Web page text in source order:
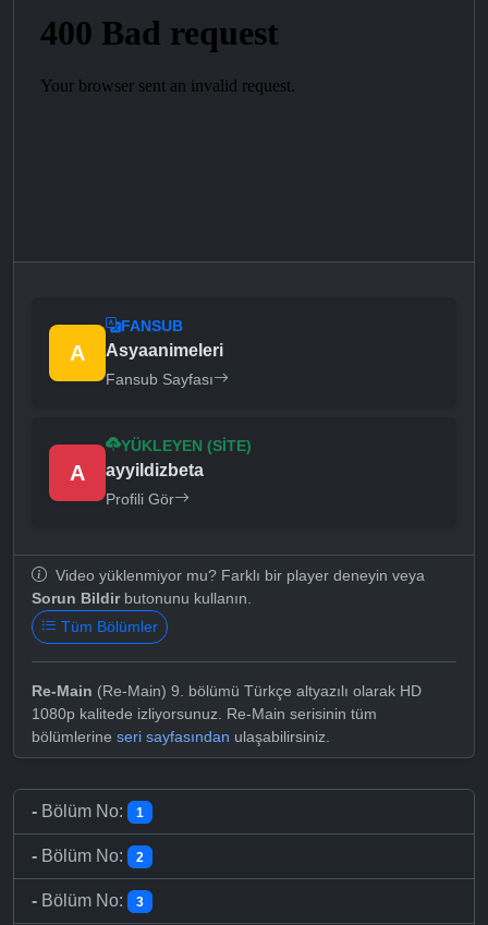
A
FANSUB
Asyaanimeleri
Fansub Sayfası
A
YÜKLEYEN (SITE)
ayyildizbeta
Profili Gör
Video yüklenmiyor mu? Farklı bir player deneyin veya
Sorun Bildirbutonunu kullanın.
Tüm Bölümler
Re-Main (Re-Main) 9. bölümü Türkçe altyazılı olarak HD
1080p kalitede izliyorsunuz. Re-Main serisinin tüm
bölümlerine seri sayfasından ulaşabilirsiniz.
- Bölüm No: 1
- Bölüm No: 2
- Bölüm No: 3